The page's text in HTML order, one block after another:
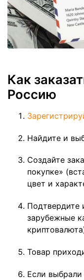
Как
Россию
Найдите и
Создайте
покупке»
цвет и
Подтвердите
зарубежные
Товар
Если